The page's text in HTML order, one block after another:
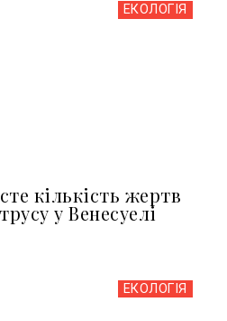
ЕКОЛОГІЯ
кількість жертв
у Венесуелі
ЕКОЛОГІЯ